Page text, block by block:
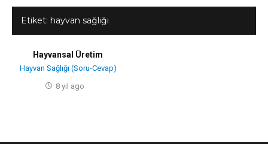
Etiket: hayvan sağlığı
Hayvansal Üretim
Hayvan Sağlığı (Soru-Cevap)
8 yıl ago